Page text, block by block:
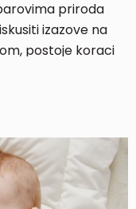
priroda
izazove na
postoje koraci